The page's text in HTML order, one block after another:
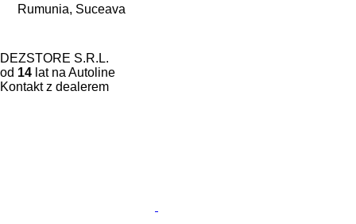
Rumunia, Suceava
DEZSTORE S.R.L.
od 14 lat na Autoline
Kontakt z dealerem